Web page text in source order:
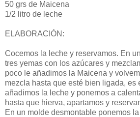
50 grs de Maicena
1/2 litro de leche
ELABORACIÓN:
Cocemos la leche y reservamos. En
tres yemas con los azúcares y
poco le añadimos la Maicena y
mezcla hasta que esté bien ligada, es
añadimos la leche y ponemos a
hasta que hierva, apartamos y
En un molde desmontable ponemos